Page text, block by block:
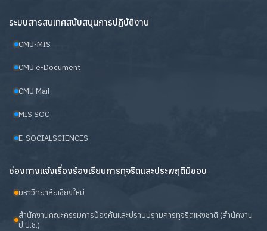
ระบบสารสนเทศสนับสนุนการปฏิบัติงาน
CMU-MIS
CMU e-Document
CMU Mail
MIS SOC
E-SOCIALSCIENCES
ช่องทางแจ้งเรื่องร้องเรียนการทุจริตและประพฤติมิชอบ
มหาวิทยาลัยเชียงใหม่
สำนักงานคณะกรรมการป้องกันและปราบปรามการทุจริตแห่งชาติ (สำนักงาน
ป.ป.ช.)